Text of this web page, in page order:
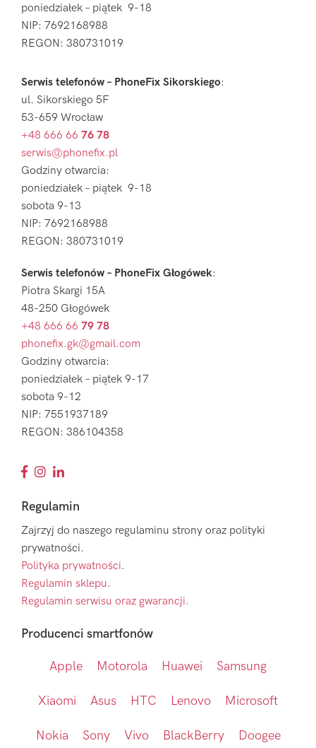
poniedziałek – piątek 9-18
NIP: 7692168988
REGON: 380731019
Serwis telefonów – PhoneFix Sikorskiego:
ul. Sikorskiego 5F
53-659 Wrocław
+48 666 66 76 78
serwis@phonefix.pl
Godziny otwarcia:
poniedziałek – piątek 9-18
sobota 9-13
NIP: 7692168988
REGON: 380731019
Serwis telefonów – PhoneFix Głogówek:
Piotra Skargi 15A
48-250 Głogówek
+48 666 66 79 78
phonefix.gk@gmail.com
Godziny otwarcia:
poniedziałek – piątek 9-17
sobota 9-12
NIP: 7551937189
REGON: 386104358
Regulamin
Zajrzyj do naszego regulaminu strony oraz polityki
prywatności.
Polityka prywatności.
Regulamin sklepu.
Regulamin serwisu oraz gwarancji.
Producenci smartfonów
Apple Motorola Huawei Samsung
Xiaomi Asus HTC Lenovo Microsoft
Nokia Sony Vivo BlackBerry Doogee